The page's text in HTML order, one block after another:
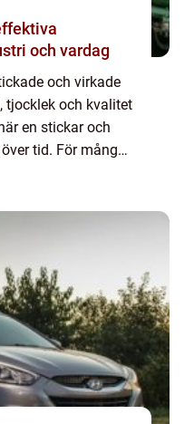
och vardag
och virkade
tjocklek och kvalitet
en stickar och
tid. För många